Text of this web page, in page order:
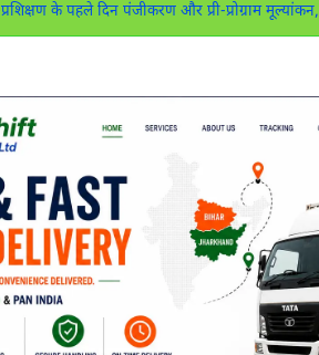
प्रशिक्षण के पहले दिन पंजीकरण और प्री-प्रोग्राम मूल्यांकन,